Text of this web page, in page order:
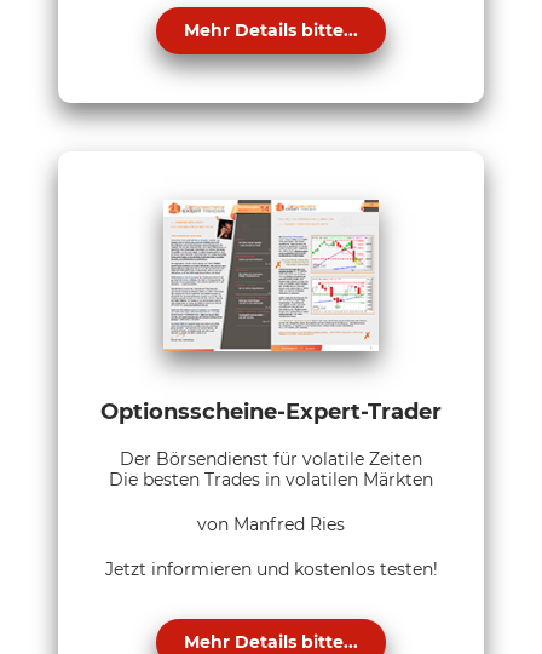
Mehr Details bitte...
Optionsscheine-Expert-Trader
Der Börsendienst für volatile Zeiten
Die besten Trades in volatilen Märkten
von Manfred Ries
Jetzt informieren und kostenlos testen!
Mehr Details bitte...